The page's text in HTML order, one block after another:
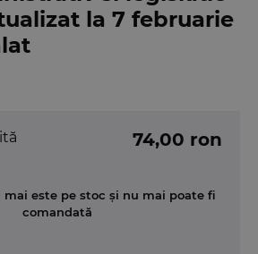
la 7 februarie
74,00 ron
mai este pe stoc și nu mai poate fi
comandată